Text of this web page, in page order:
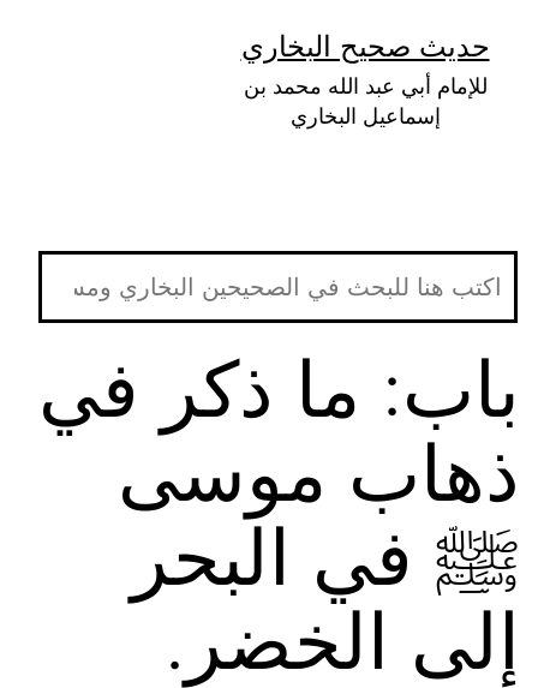
المحتوى
حديث صحيح البخاري
للإمام أبي عبد الله محمد بن
إسماعيل البخاري
باب: ما ذكر في
ذهاب موسى
ﷺ في البحر
إلى الخضر.